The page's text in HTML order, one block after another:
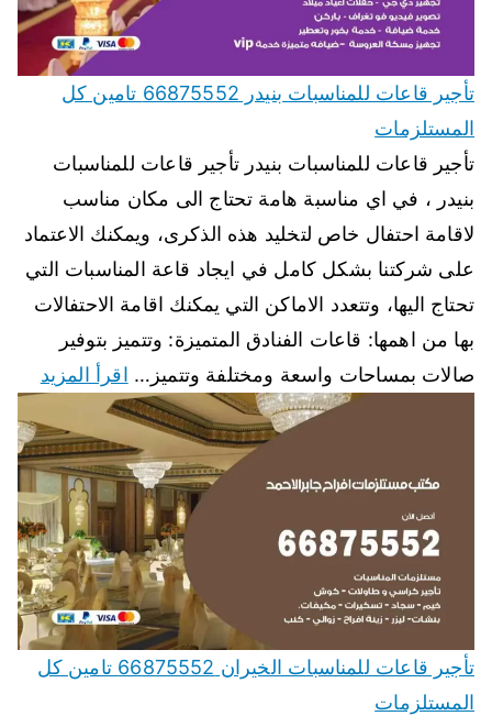
تأجير قاعات للمناسبات بنيدر 66875552 تامين كل
المستلزمات
تأجير قاعات للمناسبات بنيدر تأجير قاعات للمناسبات
بنيدر ، في اي مناسبة هامة تحتاج الى مكان مناسب
لاقامة احتفال خاص لتخليد هذه الذكرى، ويمكنك الاعتماد
على شركتنا بشكل كامل في ايجاد قاعة المناسبات التي
تحتاج اليها، وتتعدد الاماكن التي يمكنك اقامة الاحتفالات
بها من اهمها: قاعات الفنادق المتميزة: وتتميز بتوفير
صالات بمساحات واسعة ومختلفة وتتميز… اقرأ المزيد
تأجير قاعات للمناسبات الخيران 66875552 تامين كل
المستلزمات